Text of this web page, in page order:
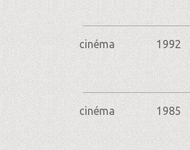
cinéma 1992
cinéma 1985